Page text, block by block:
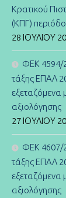
Κρατικού
(ΚΠΓ)
28 ΙΟΥΛΊΟΥ
ΦΕΚ 4594/
τάξης ΕΠΑΛ
εξεταζόμενα
αξιολόγησης
27 ΙΟΥΛΊΟΥ
ΦΕΚ 4607/
τάξης ΕΠΑΛ
εξεταζόμενα
αξιολόγησης